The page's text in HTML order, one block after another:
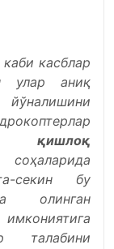
касблар
улар аниқ
қишлоқ
секин бу
олинган
талабини